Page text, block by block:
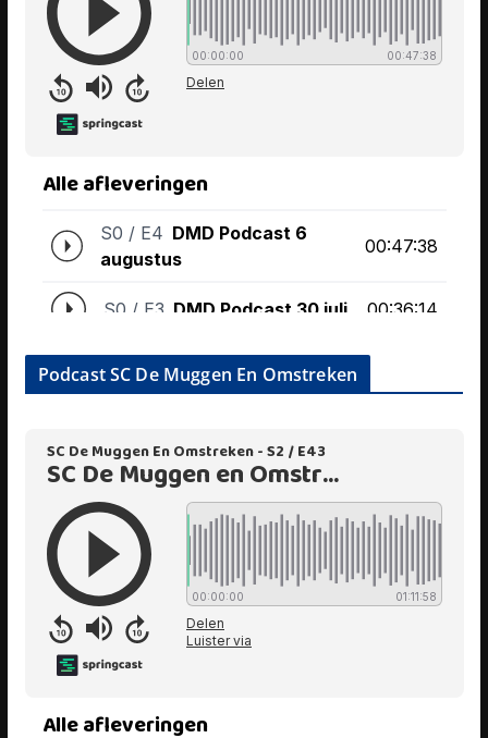
Podcast SC De Muggen En Omstreken